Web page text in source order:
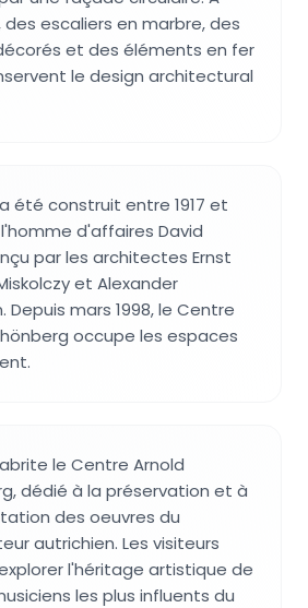
des escaliers en marbre, des
et des éléments en fer
le design architectural
été construit entre 1917 et
l'homme d'affaires David
par les architectes Ernst
et Alexander
Depuis mars 1998, le Centre
occupe les espaces
le Centre Arnold
dédié à la préservation et à
des oeuvres du
autrichien. Les visiteurs
l'héritage artistique de
les plus influents du